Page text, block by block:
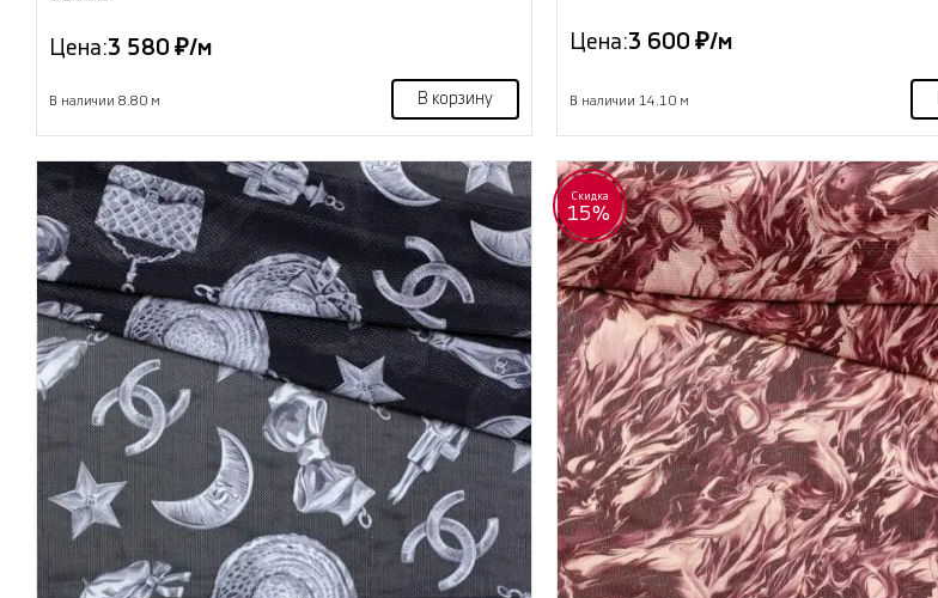
Цена:3 580 ₽/м
В наличии 8.80 м В корзину
Цена:3 600 ₽/м
В наличии 14.10 м
Скидка
15%